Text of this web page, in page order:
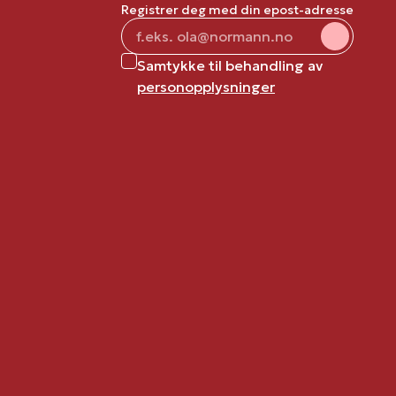
Registrer deg med din epost-adresse
Samtykke til behandling av
personopplysninger